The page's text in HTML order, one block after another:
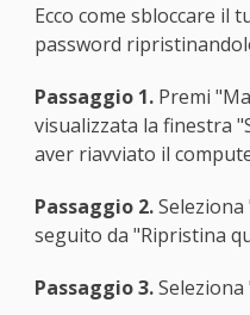
Ecco come sbloccare il
password
Passaggio 1.Premi
visualizzata la finestra
aver riavviato il
Passaggio 2.Seleziona
seguito da "Ripristina
Passaggio 3.Seleziona